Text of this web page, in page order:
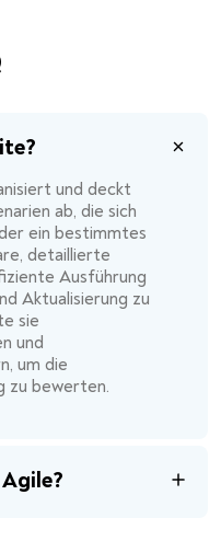
und deckt
ab, die sich
ein bestimmtes
detaillierte
Ausführung
Aktualisierung zu
sie
und
um die
zu bewerten.